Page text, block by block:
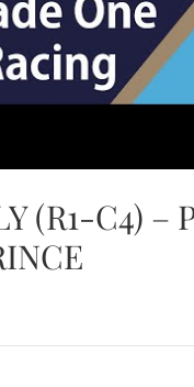
(R1-C4) –